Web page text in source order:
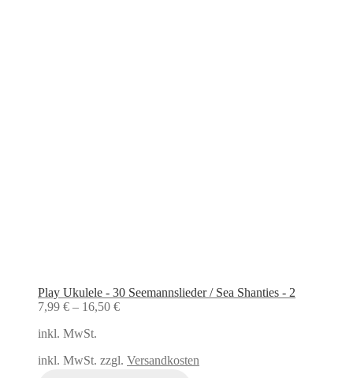
Play Ukulele - 30 Seemannslieder / Sea Shanties - 2
7,99 € – 16,50 €
inkl. MwSt.
inkl. MwSt. zzgl. Versandkosten